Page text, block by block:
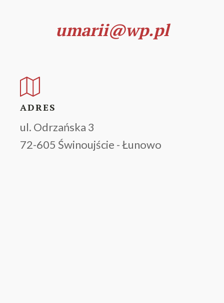
umarii@wp.pl
ADRES
ul. Odrzańska 3
72-605 Świnoujście - Łunowo